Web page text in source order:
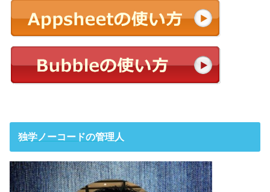
独学ノーコードの管理人